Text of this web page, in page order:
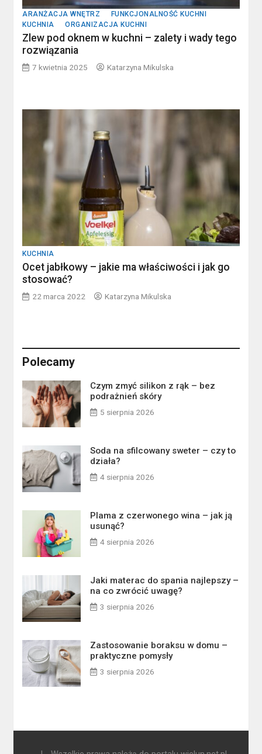
ARANŻACJA WNĘTRZ
FUNKCJONALNOŚĆ KUCHNI
KUCHNIA
ORGANIZACJA KUCHNI
Zlew pod oknem w kuchni – zalety i wady tego
rozwiązania
7 kwietnia 2025 Katarzyna Mikulska
KUCHNIA
Ocet jabłkowy – jakie ma właściwości i jak go
stosować?
22 marca 2022 Katarzyna Mikulska
Polecamy
Czym zmyć silikon z rąk – bez
podrażnień skóry
5 sierpnia 2026
Soda na sfilcowany sweter – czy to
działa?
4 sierpnia 2026
Plama z czerwonego wina – jak ją
usunąć?
4 sierpnia 2026
Jaki materac do spania najlepszy –
na co zwrócić uwagę?
3 sierpnia 2026
Zastosowanie boraksu w domu –
praktyczne pomysły
3 sierpnia 2026